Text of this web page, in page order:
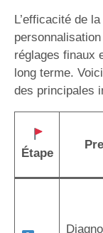
L’efficacité de
réglages finaux
long terme.
des principales
Étape